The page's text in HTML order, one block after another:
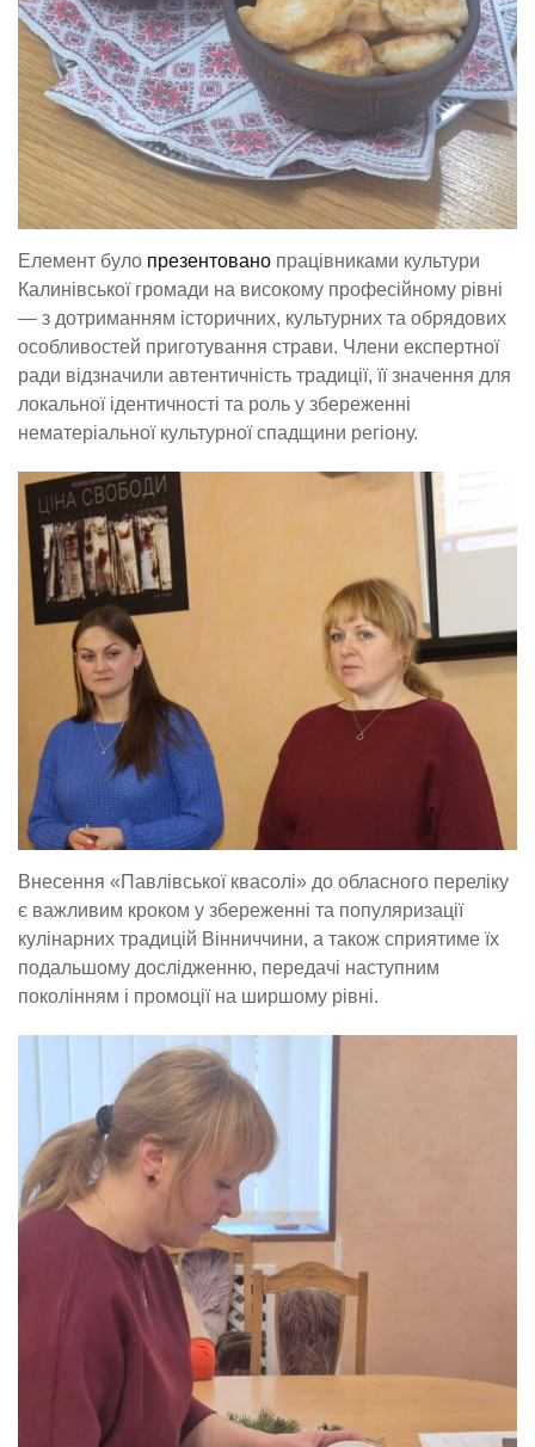
Елемент було презентовано працівниками культури
Калинівської громади на високому професійному рівні
— з дотриманням історичних, культурних та обрядових
особливостей приготування страви. Члени експертної
ради відзначили автентичність традиції, її значення для
локальної ідентичності та роль у збереженні
нематеріальної культурної спадщини регіону.
Внесення «Павлівської квасолі» до обласного переліку
є важливим кроком у збереженні та популяризації
кулінарних традицій Вінниччини, а також сприятиме їх
подальшому дослідженню, передачі наступним
поколінням і промоції на ширшому рівні.